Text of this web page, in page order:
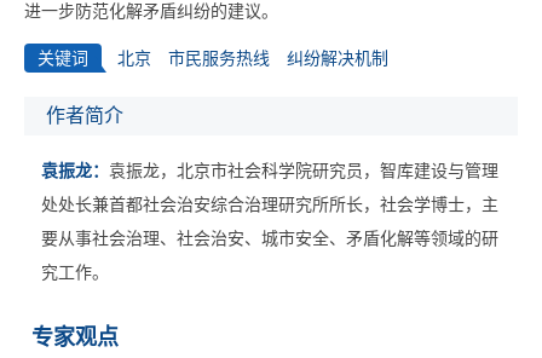
进一步防范化解矛盾纠纷的建议。
关键词 北京 市民服务热线 纠纷解决机制
作者简介
袁振龙： 袁振龙，北京市社会科学院研究员，智库建设与管理
处处长兼首都社会治安综合治理研究所所长，社会学博士，主
要从事社会治理、社会治安、城市安全、矛盾化解等领域的研
究工作。
专家观点